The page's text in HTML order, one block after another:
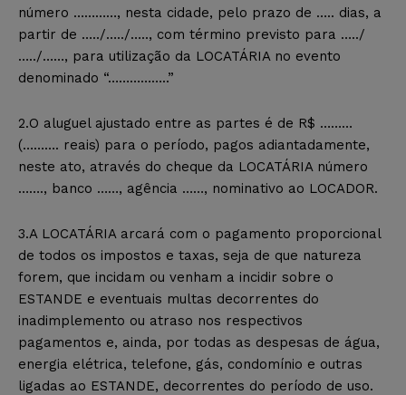
número …………, nesta cidade, pelo prazo de ….. dias, a
partir de …../…../….., com término previsto para …../
…../……, para utilização da LOCATÁRIA no evento
denominado “……………..”
2.O aluguel ajustado entre as partes é de R$ ………
(………. reais) para o período, pagos adiantadamente,
neste ato, através do cheque da LOCATÁRIA número
……., banco ……, agência ……, nominativo ao LOCADOR.
3.A LOCATÁRIA arcará com o pagamento proporcional
de todos os impostos e taxas, seja de que natureza
forem, que incidam ou venham a incidir sobre o
ESTANDE e eventuais multas decorrentes do
inadimplemento ou atraso nos respectivos
pagamentos e, ainda, por todas as despesas de água,
energia elétrica, telefone, gás, condomínio e outras
ligadas ao ESTANDE, decorrentes do período de uso.